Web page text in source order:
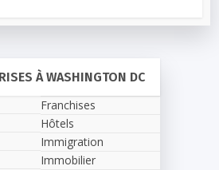
À WASHINGTON DC
Franchises
Hôtels
Immigration
Immobilier